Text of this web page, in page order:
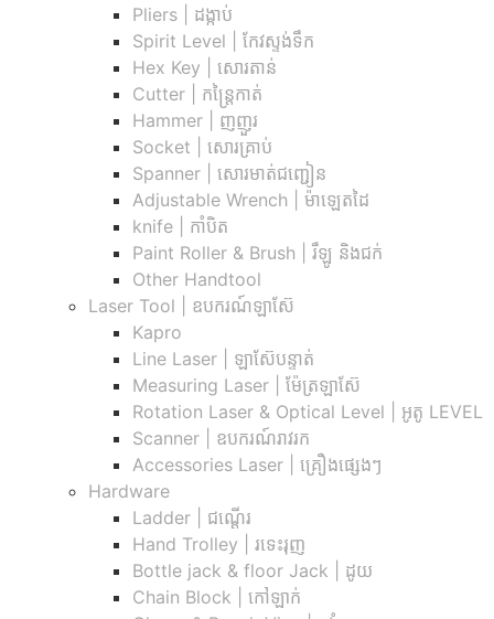
Pliers | ដង្កាប់
Spirit Level | កែវស្ទង់ទឹក
Hex Key | សោរតាន់
Cutter | កន្រ្តៃកាត់
Hammer | ញញួរ
Socket | សោរគ្រាប់
Spanner |​ សោរមាត់ជញ្ជៀន
Adjustable Wrench |​ ម៉ាឡេតដៃ
knife | កាំបិត
Paint Roller & Brush | រឺឡូ និងជក់
Other Handtool
Laser Tool | ឧបករណ៍ឡាស៊ែ
Kapro
Line Laser | ឡាស៊ែបន្ទាត់
Measuring Laser | ម៉ែត្រឡាស៊ែ
Rotation Laser & Optical Level | អូតូ LEVEL
Scanner | ឧបករណ៍រាវរក
Accessories Laser | គ្រឿងផ្សេងៗ
Hardware
Ladder | ជណ្តើរ
Hand Trolley | រទេះរុញ
Bottle jack & floor Jack​ | ដូយ
Chain Block | កៅឡាក់